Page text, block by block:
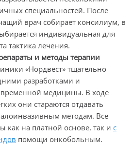
специальностей. После
врач собирает консилиум, в
индивидуальная для
тактика лечения.
и методы терапии
«Нордвест» тщательно
разработками и
медицины. В ходе
они стараются отдавать
методам. Все
как на платной основе, так и с
помощи онкобольным.